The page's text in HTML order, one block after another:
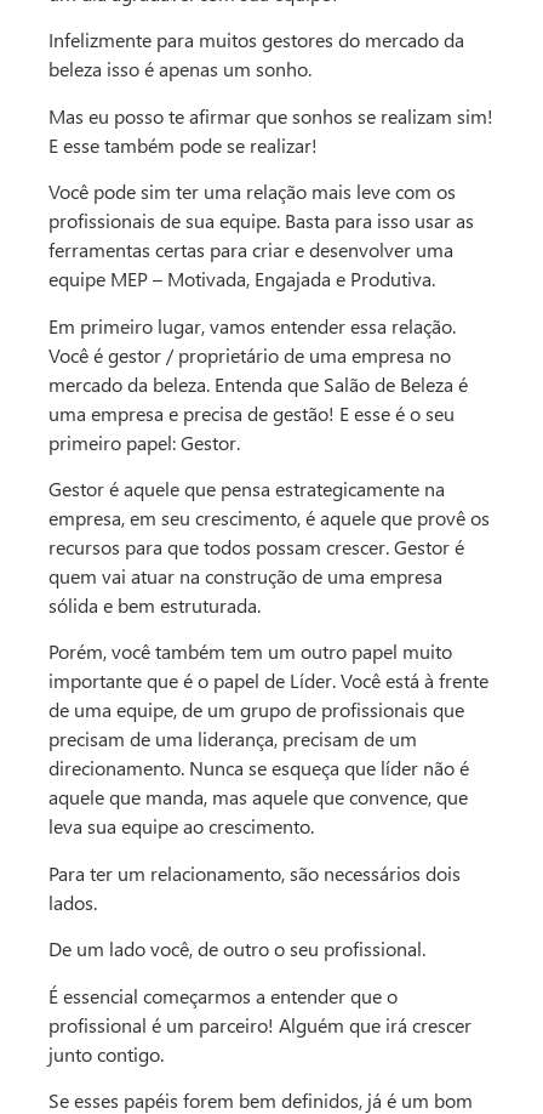
Infelizmente para muitos gestores do mercado da
beleza isso é apenas um sonho.
Mas eu posso te afirmar que sonhos se realizam sim!
E esse também pode se realizar!
Você pode sim ter uma relação mais leve com os
profissionais de sua equipe. Basta para isso usar as
ferramentas certas para criar e desenvolver uma
equipe MEP – Motivada, Engajada e Produtiva.
Em primeiro lugar, vamos entender essa relação.
Você é gestor / proprietário de uma empresa no
mercado da beleza. Entenda que Salão de Beleza é
uma empresa e precisa de gestão! E esse é o seu
primeiro papel: Gestor.
Gestor é aquele que pensa estrategicamente na
empresa, em seu crescimento, é aquele que provê os
recursos para que todos possam crescer. Gestor é
quem vai atuar na construção de uma empresa
sólida e bem estruturada.
Porém, você também tem um outro papel muito
importante que é o papel de Líder. Você está à frente
de uma equipe, de um grupo de profissionais que
precisam de uma liderança, precisam de um
direcionamento. Nunca se esqueça que líder não é
aquele que manda, mas aquele que convence, que
leva sua equipe ao crescimento.
Para ter um relacionamento, são necessários dois
lados.
De um lado você, de outro o seu profissional.
É essencial começarmos a entender que o
profissional é um parceiro! Alguém que irá crescer
junto contigo.
Se esses papéis forem bem definidos, já é um bom